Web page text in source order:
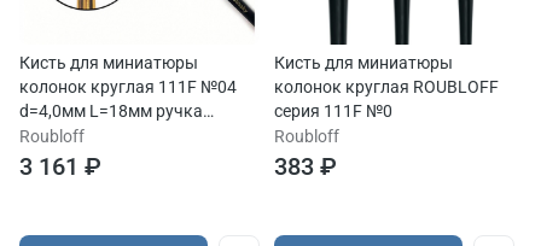
Кисть для миниатюры
колонок круглая 111F №04
d=4,0мм L=18мм ручка
короткая
Roubloff
3 161 ₽
Кисть для миниатюры
колонок круглая ROUBLOFF
серия 111F №0
Roubloff
383 ₽